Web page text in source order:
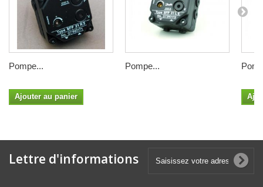
Pompe...
Ajouter au panier
Pompe...
Lettre d'informations